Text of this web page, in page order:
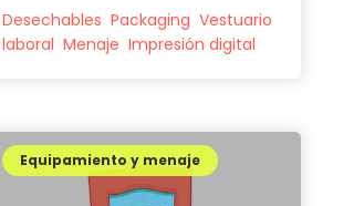
Desechables Packaging Vestuario
laboral Menaje Impresión digital
Equipamiento y menaje